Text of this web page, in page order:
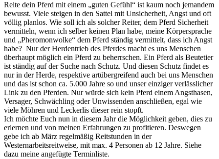
Reite dein Pferd mit einem „guten Gefühl“ ist kaum noch jemandem
bewusst. Viele steigen in den Sattel mit Unsicherheit, Angst und oft
völlig planlos. Wie soll ich als solcher Reiter, dem Pferd Sicherheit
vermitteln, wenn ich selber keinen Plan habe, meine Körpersprache
und „Pheromonwolke“ dem Pferd ständig vermittelt, dass ich Angst
habe? Nur der Herdentrieb des Pferdes macht es uns Menschen
überhaupt möglich ein Pferd zu beherrschen. Ein Pferd als Beutetier
ist ständig auf der Suche nach Schutz. Und diesen Schutz findet es
nur in der Herde, respektive artübergreifend auch bei uns Menschen
und das ist schon ca. 5.000 Jahre so und unser einziger verlässlicher
Link zu den Pferden. Nur würde sich kein Pferd einem Angsthasen,
Versager, Schwächling oder Unwissenden anschließen, egal wie
viele Möhren und Leckerlis dieser rein stopft.
Ich möchte Euch nun in diesem Jahr die Möglichkeit geben, dies zu
erlernen und von meinen Erfahrungen zu profitieren. Deswegen
gebe ich ab März regelmäßig Reitstunden in der
Westernarbeitsreitweise, mit max. 4 Personen ab 12 Jahre. Siehe
dazu meine angefügte Terminliste.